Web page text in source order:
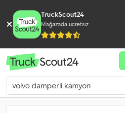
TruckScout24
Mağazada ücretsiz